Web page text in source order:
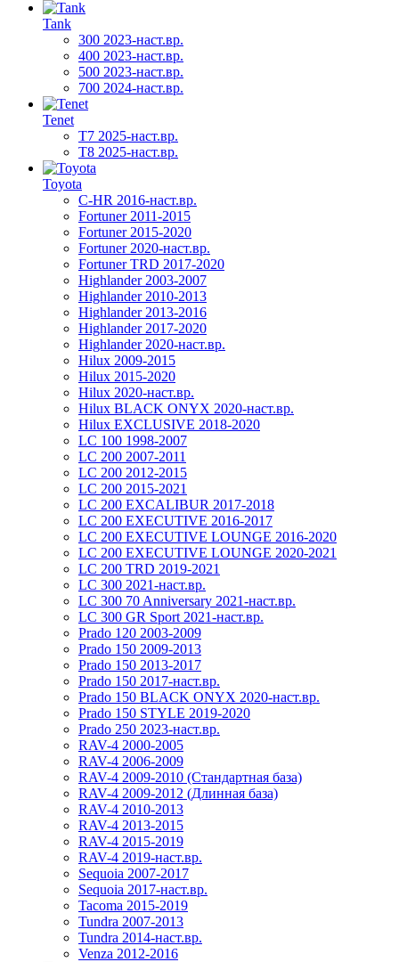
Tank
300 2023-наст.вр.
400 2023-наст.вр.
500 2023-наст.вр.
700 2024-наст.вр.
Tenet
T7 2025-наст.вр.
T8 2025-наст.вр.
Toyota
C-HR 2016-наст.вр.
Fortuner 2011-2015
Fortuner 2015-2020
Fortuner 2020-наст.вр.
Fortuner TRD 2017-2020
Highlander 2003-2007
Highlander 2010-2013
Highlander 2013-2016
Highlander 2017-2020
Highlander 2020-наст.вр.
Hilux 2009-2015
Hilux 2015-2020
Hilux 2020-наст.вр.
Hilux BLACK ONYX 2020-наст.вр.
Hilux EXCLUSIVE 2018-2020
LC 100 1998-2007
LC 200 2007-2011
LC 200 2012-2015
LC 200 2015-2021
LC 200 EXCALIBUR 2017-2018
LC 200 EXECUTIVE 2016-2017
LC 200 EXECUTIVE LOUNGE 2016-2020
LC 200 EXECUTIVE LOUNGE 2020-2021
LC 200 TRD 2019-2021
LC 300 2021-наст.вр.
LC 300 70 Anniversary 2021-наст.вр.
LC 300 GR Sport 2021-наст.вр.
Prado 120 2003-2009
Prado 150 2009-2013
Prado 150 2013-2017
Prado 150 2017-наст.вр.
Prado 150 BLACK ONYX 2020-наст.вр.
Prado 150 STYLE 2019-2020
Prado 250 2023-наст.вр.
RAV-4 2000-2005
RAV-4 2006-2009
RAV-4 2009-2010 (Стандартная база)
RAV-4 2009-2012 (Длинная база)
RAV-4 2010-2013
RAV-4 2013-2015
RAV-4 2015-2019
RAV-4 2019-наст.вр.
Sequoia 2007-2017
Sequoia 2017-наст.вр.
Tacoma 2015-2019
Tundra 2007-2013
Tundra 2014-наст.вр.
Venza 2012-2016